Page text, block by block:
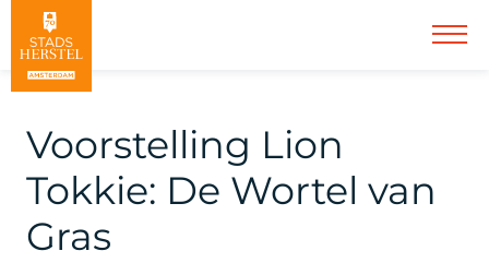
Voorstelling Lion
Tokkie: De Wortel van
Gras